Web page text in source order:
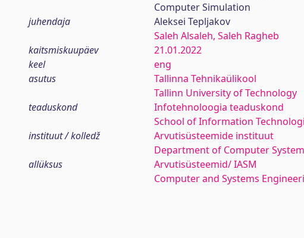
Computer Simulation
juhendaja
Aleksei Tepljakov
Saleh Alsaleh, Saleh Ragheb
kaitsmiskuupäev
21.01.2022
keel
eng
asutus
Tallinna Tehnikaülikool
Tallinn University of Technology
teaduskond
Infotehnoloogia teaduskond
School of Information
instituut / kolledž
Arvutisüsteemide instituut
Department of Computer
allüksus
Arvutisüsteemid/ IASM
Computer and Systems